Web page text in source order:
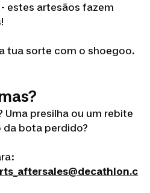
estes artesãos fazem
tua sorte com o shoegoo.
presilha ou um rebite
da bota perdido?